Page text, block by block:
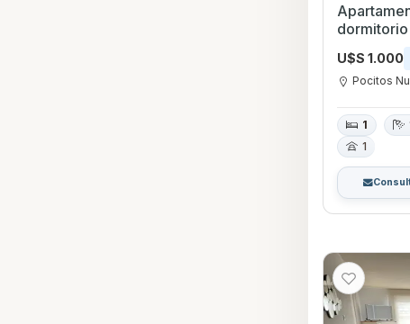
dormitorio con Garage
Nuevo,
U$S 1.000
Pocitos
1
1